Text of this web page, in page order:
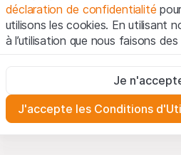
En utilisant le Site Web de
"Site Web"), vous confirmez que
vous acceptez les informations
vous n'acceptez pas les
vous abstenir d'utiliser ce Site Web.
Informations propriétaires
Tous les droits de propriété
déclaration de confidentialité
utilisons les cookies. En utilisant
à l’utilisation que nous faisons
Ces cookies sont nécessaires au
Internet et ne peuvent pas être
Analyses
Ces cookies suivent les interactions
Je
J'accepte les Conditions